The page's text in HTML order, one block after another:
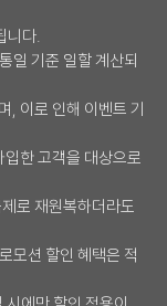
니다.
일 기준 일할 계산되
, 이로 인해 이벤트 기
입한 고객을 대상으로
로 재원복하더라도
모션 할인 혜택은 적